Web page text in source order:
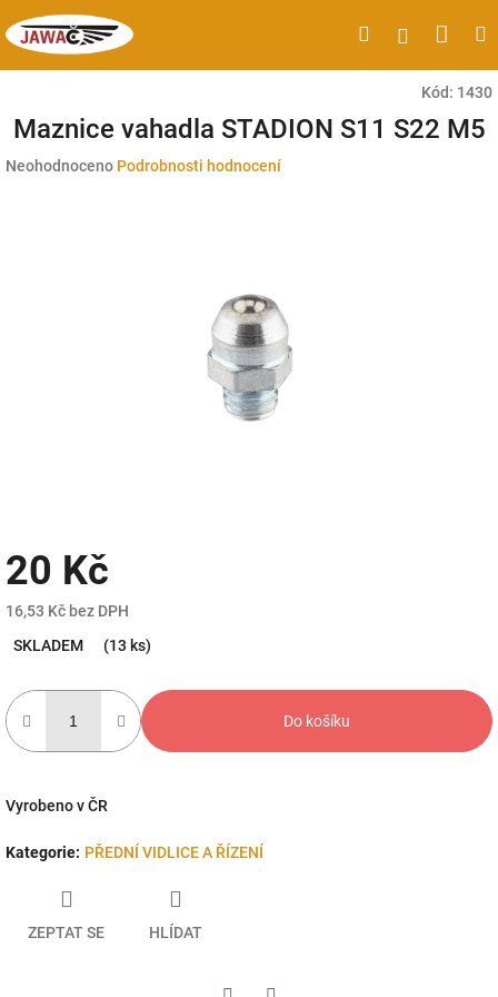
na
obsah
HledatPřihlášení
Kód: 1430
Maznice vahadla STADION S11 S22 M5
Průměrné
Neohodnoceno Podrobnosti hodnocení
20 Kč
16,53 Kč bez DPH
cena:
SKLADEM (13 ks)
Do košíku
Vyrobeno v ČR
Kategorie: PŘEDNÍ VIDLICE A ŘÍZENÍ
ZEPTAT SE HLÍDAT